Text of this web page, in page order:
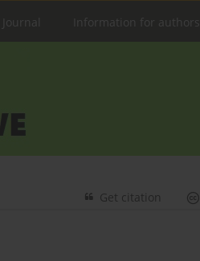
Information for authors
Get citation